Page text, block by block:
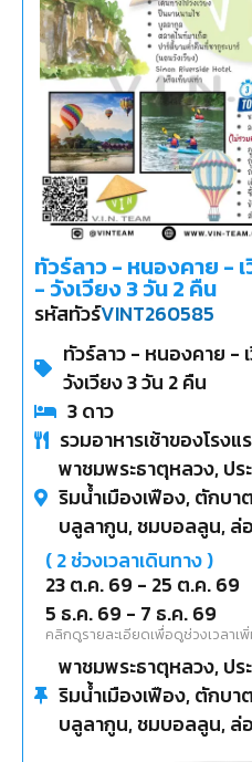
ทัวร์ลาว - หนองคาย -
- วังเวียง 3 วัน 2 คืน
รหัสทัวร์VINT260585
ทัวร์ลาว - หนองคาย -
วังเวียง 3 วัน 2 คืน
3ดาว
รวมอาหารเช้าของโรงแ
พาชมพระธาตุหลวง, ป
ริมน้ำเมืองเฟือง, ตักบา
บลูลากูน, ชมบอลลูน, ล่
(2ช่วงเวลาเดินทาง )
23 ต.ค. 69 - 25 ต.ค. 69
5 ธ.ค. 69 - 7 ธ.ค. 69
คลิกดูรายละเอียดเพื่อดูช่วงเวลาเ
พาชมพระธาตุหลวง, ป
ริมน้ำเมืองเฟือง, ตักบา
บลูลากูน, ชมบอลลูน, ล่